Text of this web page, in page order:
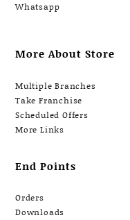
Whatsapp
More About Store
Multiple Branches
Take Franchise
Scheduled Offers
More Links
End Points
Orders
Downloads